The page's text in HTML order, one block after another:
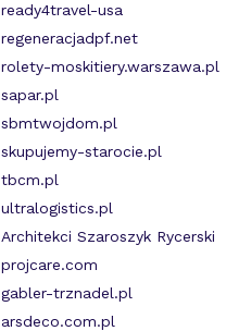
ready4travel-usa
regeneracjadpf.net
rolety-moskitiery.warszawa.pl
sapar.pl
sbmtwojdom.pl
skupujemy-starocie.pl
tbcm.pl
ultralogistics.pl
Architekci Szaroszyk Rycerski
projcare.com
gabler-trznadel.pl
arsdeco.com.pl